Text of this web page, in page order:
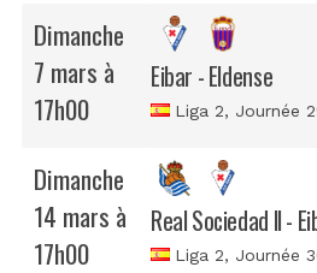
Dimanche
7 mars à
17h00
Eibar - Eldense
Liga 2, Journée
Dimanche
14 mars à
17h00
Real Sociedad II -
Liga 2, Journée